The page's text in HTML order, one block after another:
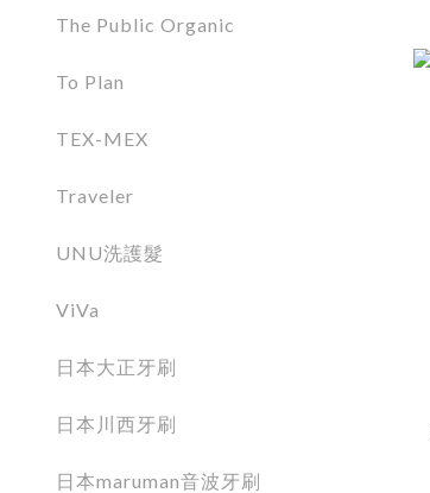
The Public Organic
To Plan
TEX-MEX
Traveler
UNU洗護髮
ViVa
日本大正牙刷
日本川西牙刷
日本maruman音波牙刷